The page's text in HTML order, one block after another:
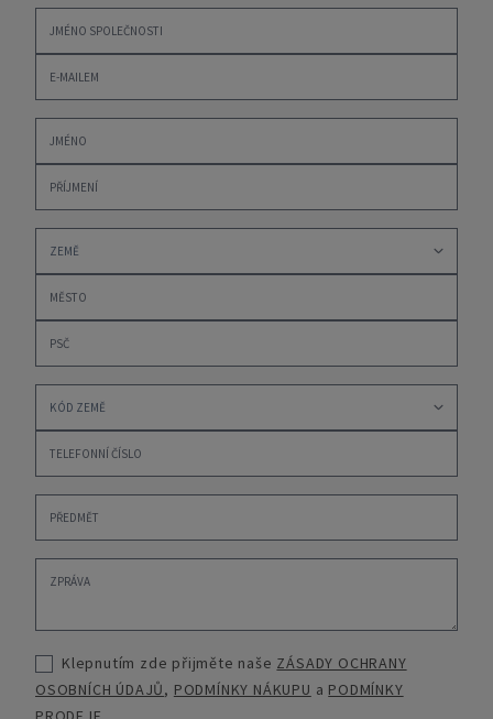
Klepnutím zde přijměte naše ZÁSADY OCHRANY
OSOBNÍCH ÚDAJŮ, PODMÍNKY NÁKUPU a PODMÍNKY